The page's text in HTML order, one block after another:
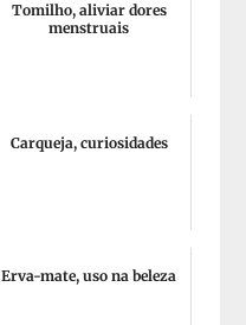
Tomilho, aliviar dores
menstruais
Carqueja, curiosidades
Erva-mate, uso na beleza